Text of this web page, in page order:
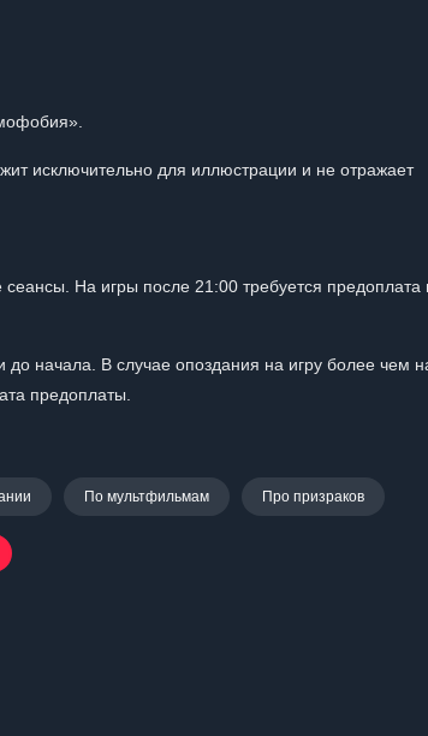
исключительно для иллюстрации и не отражает
На игры после 21:00 требуется предоплата
начала. В случае опоздания на игру более чем
предоплаты.
По мультфильмам Про призраков